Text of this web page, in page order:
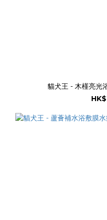
貓犬王 - 木槿亮光